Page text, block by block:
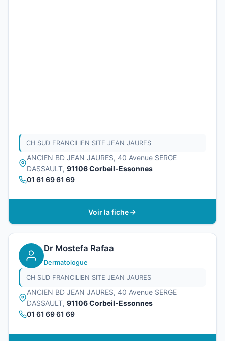
CH SUD FRANCILIEN SITE JEAN JAURES
ANCIEN BD JEAN JAURES, 40 Avenue SERGE
DASSAULT, 91106 Corbeil-Essonnes
01 61 69 61 69
Voir la fiche
Dr Mostefa Rafaa
Dermatologue
CH SUD FRANCILIEN SITE JEAN JAURES
ANCIEN BD JEAN JAURES, 40 Avenue SERGE
DASSAULT, 91106 Corbeil-Essonnes
01 61 69 61 69